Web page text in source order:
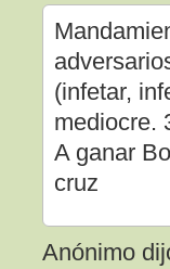
(infetar,
mediocre.
A ganar
cruz
Anónimo